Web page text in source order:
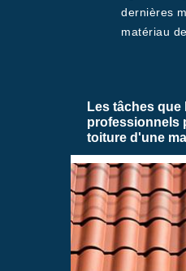
dernières
matériau
Les tâches
professionnels
toiture d'une